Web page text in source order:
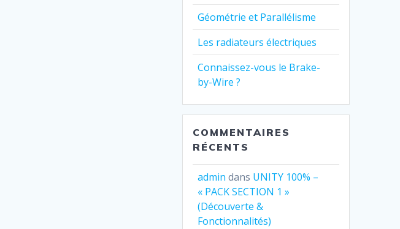
Géométrie et Parallélisme
Les radiateurs électriques
Connaissez-vous le Brake-
by-Wire ?
COMMENTAIRES
RÉCENTS
admin dans UNITY 100% –
« PACK SECTION 1 »
(Découverte &
Fonctionnalités)